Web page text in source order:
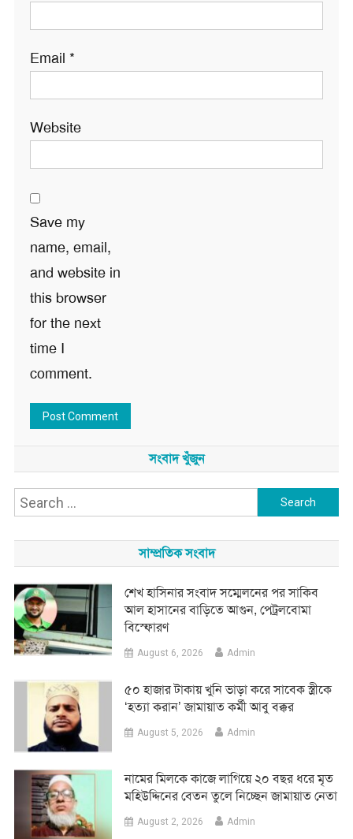
Email *
Website
Save my
name, email,
and website in
this browser
for the next
time I
comment.
সংবাদ খুঁজুন
Search
সাম্প্রতিক সংবাদ
শেখ হাসিনার সংবাদ সম্মেলনের পর সাকিব
আল হাসানের বাড়িতে আগুন, পেট্রলবোমা
বিস্ফোরণ
August 6, 2026 Admin
৫০ হাজার টাকায় খুনি ভাড়া করে সাবেক স্ত্রীকে
‘হত্যা করান’ জামায়াত কর্মী আবু বক্কর
August 5, 2026 Admin
নামের মিলকে কাজে লাগিয়ে ২০ বছর ধরে মৃত
মহিউদ্দিনের বেতন তুলে নিচ্ছেন জামায়াত নেতা
August 2, 2026 Admin